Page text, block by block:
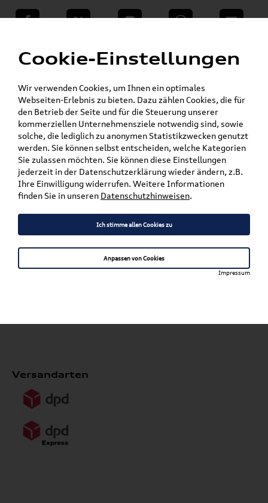
teilen Twitter Instagram WhatsApp E-Mail
Zurück
Versandkostenfrei*
Versandarten
Cookie-Einstellungen
Wir verwenden Cookies, um Ihnen ein optimales
Webseiten-Erlebnis zu bieten. Dazu zählen Cookies, die für
den Betrieb der Seite und für die Steuerung unserer
kommerziellen Unternehmensziele notwendig sind, sowie
solche, die lediglich zu anonymen Statistikzwecken genutzt
werden. Sie können selbst entscheiden, welche Kategorien
Sie zulassen möchten. Sie können diese Einstellungen
jederzeit in der Datenschutzerklärung wieder ändern, z.B.
Ihre Einwilligung widerrufen. Weitere Informationen
finden Sie in unseren Datenschutzhinweisen.
Ich stimme allen Cookies zu
Anpassen von Cookies
Impressum